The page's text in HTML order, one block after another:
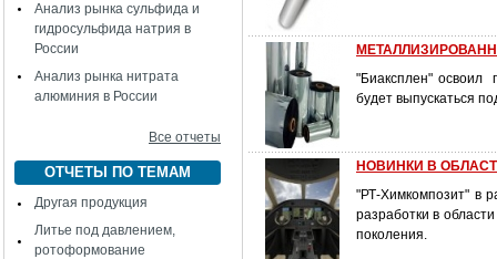
Анализ рынка сульфида и
гидросульфида натрия в
России
Анализ рынка нитрата
алюминия в России
Все отчеты
ОТЧЕТЫ ПО ТЕМАМ
Другая продукция
Литье под давлением,
ротоформование
"Биаксплен" освоил
будет выпускаться
НОВИНКИ В
"РТ-Химкомпозит" в
разработки в
поколения.